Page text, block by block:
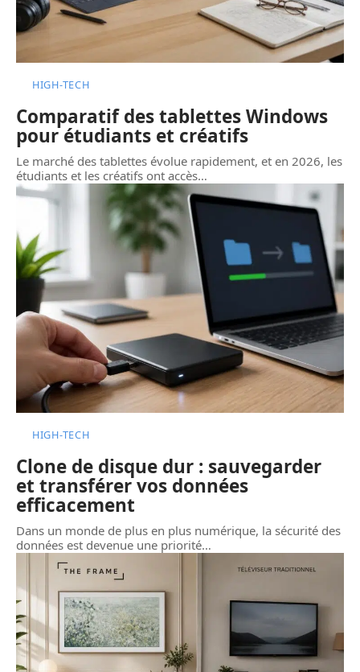
HIGH-TECH
Comparatif des tablettes Windows
pour étudiants et créatifs
Le marché des tablettes évolue rapidement, et en 2026, les
étudiants et les créatifs ont accès…
HIGH-TECH
Clone de disque dur : sauvegarder
et transférer vos données
efficacement
Dans un monde de plus en plus numérique, la sécurité des
données est devenue une priorité…